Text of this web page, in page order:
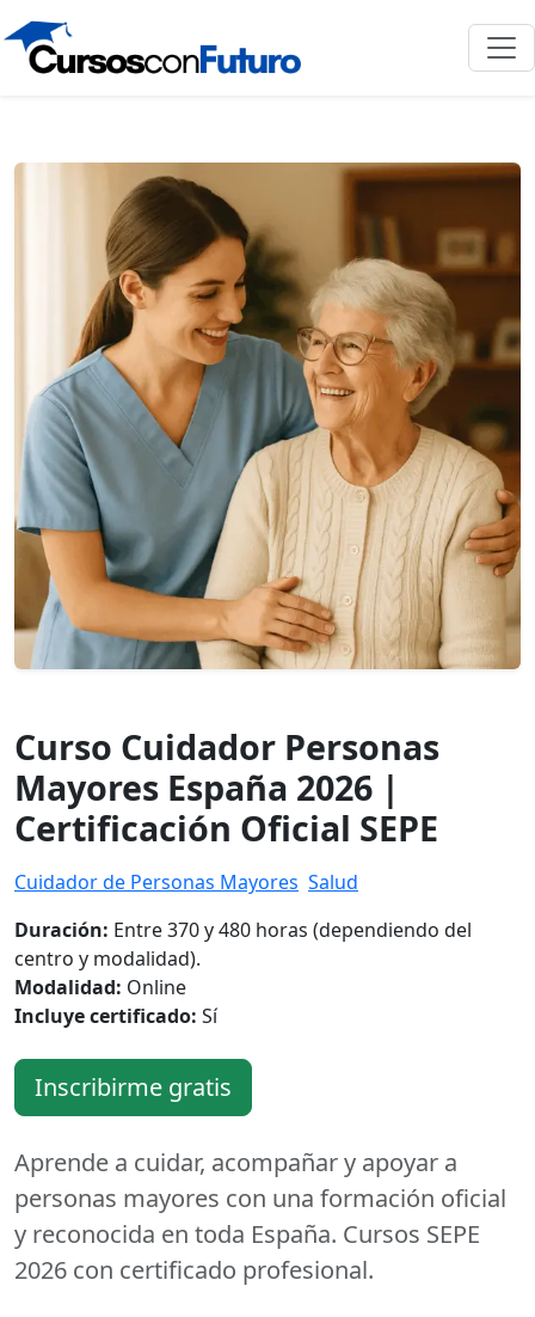
Curso Cuidador Personas
Mayores España 2026 |
Certificación Oficial SEPE
Cuidador de Personas Mayores Salud
Duración: Entre 370 y 480 horas (dependiendo del
centro y modalidad).
Modalidad: Online
Incluye certificado: Sí
Inscribirme gratis
Aprende a cuidar, acompañar y apoyar a
personas mayores con una formación oficial
y reconocida en toda España. Cursos SEPE
2026 con certificado profesional.